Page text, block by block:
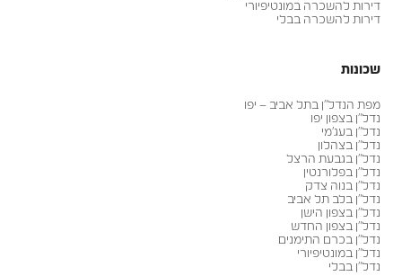
דירות להשכרה במונטיפיורי
דירות להשכרה בבלי
שכונות
מפת הנדל״ן בתל אביב – יפו
נדל״ן בצפון יפו
נדל״ן בעג׳מי
נדל״ן בצהלון
נדל״ן בגבעת הרצל
נדל״ן בפלורנטין
נדל״ן בנוה צדק
נדל״ן בלב תל אביב
נדל״ן בצפון הישן
נדל״ן בצפון החדש
נדל״ן בכרם התימנים
נדל״ן במונטיפיורי
נדל״ן בבלי